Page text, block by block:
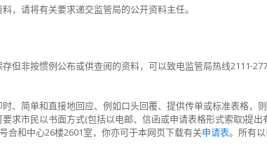
，请将有关要求递交监管局的公开资料主任。
但非按惯例公布或供查阅的资料，可以致电监管局热线2111-
、简单和直接地回应、例如口头回覆、提供传单或标准表格，
求市民以书面方式(包括以电邮、信函或申请表格形式索取)提
合和中心26楼2601室，你亦可于本网页下载有关申请表。所有